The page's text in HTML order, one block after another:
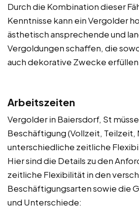
Durch die Kombination dieser
Kenntnisse kann ein Vergolder
ästhetisch ansprechende und
Vergoldungen schaffen, die
auch dekorative Zwecke
Arbeitszeiten
Vergolder in Baiersdorf, St
Beschäftigung (Vollzeit,
unterschiedliche zeitliche
Hier sind die Details zu den
zeitliche Flexibilität in den
Beschäftigungsarten sowie die
und Unterschiede: